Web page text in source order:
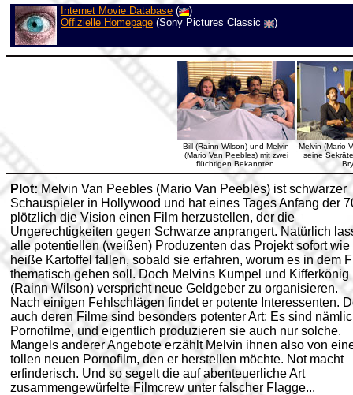
Internet Movie Database (
)
Offizielle Homepage (Sony Pictures Classic )
Bill (Rainn Wilson) und Melvin
(Mario Van Peebles) mit zwei
flüchtigen Bekannten.
Melvin (Mario
seine
Plot: Melvin Van Peebles (Mario Van Peebles) ist schwarzer
Schauspieler in Hollywood und hat eines Tages Anfang der
plötzlich die Vision einen Film herzustellen, der die
Ungerechtigkeiten gegen Schwarze anprangert. Natürlich
alle potentiellen (weißen) Produzenten das Projekt sofort wie
heiße Kartoffel fallen, sobald sie erfahren, worum es in dem
thematisch gehen soll. Doch Melvins Kumpel und Kifferkönig
(Rainn Wilson) verspricht neue Geldgeber zu organisieren.
Nach einigen Fehlschlägen findet er potente Interessenten.
auch deren Filme sind besonders potenter Art: Es sind
Pornofilme, und eigentlich produzieren sie auch nur solche.
Mangels anderer Angebote erzählt Melvin ihnen also von
tollen neuen Pornofilm, den er herstellen möchte. Not macht
erfinderisch. Und so segelt die auf abenteuerliche Art
zusammengewürfelte Filmcrew unter falscher Flagge...